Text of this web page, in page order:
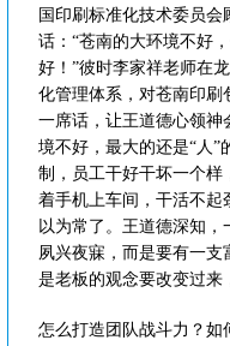
国印刷标准化技术委员
话：“苍南的大环境不好
好！”彼时李家祥老师在
化管理体系，对苍南印刷
一席话，让王道德心领
境不好，最大的还是“人”
制，员工干好干坏一个
着手机上车间，干活不起
以为常了。王道德深知，
夙兴夜寐，而是要有一
是老板的观念要改变过来
怎么打造团队战斗力？